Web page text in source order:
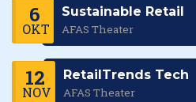
6
OKT
Sustainable Retail
AFAS Theater
12
NOV
RetailTrends Tech
AFAS Theater